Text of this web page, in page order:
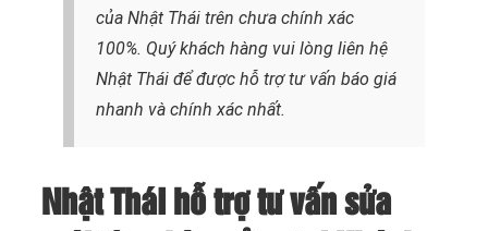
của Nhật Thái trên chưa chính xác
100%. Quý khách hàng vui lòng liên hệ
Nhật Thái để được hỗ trợ tư vấn báo giá
nhanh và chính xác nhất.
Nhật Thái hỗ trợ tư vấn sửa